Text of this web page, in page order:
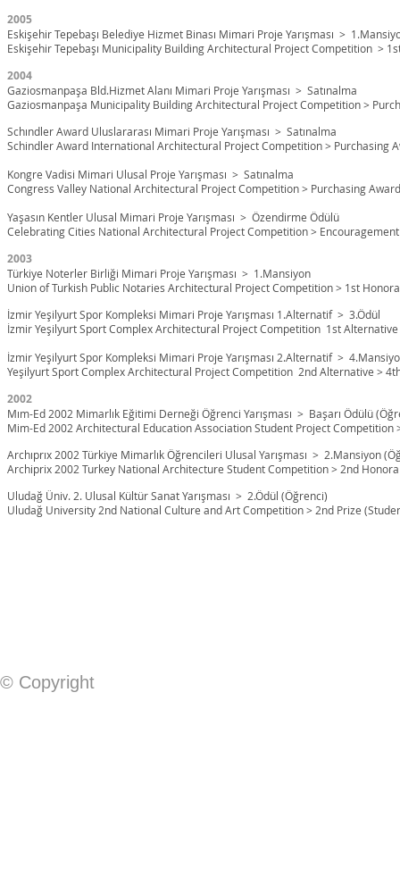
2005
Eskişehir Tepebaşı Belediye Hizmet Binası Mimari Proje Yarışması >
Eskişehir Tepebaşı Municipality Building Architectural Project Competition >
2004
Gaziosmanpaşa Bld.Hizmet Alanı Mimari Proje Yarışması > Satınalma
Gaziosmanpaşa Municipality Building Architectural Project Competition >
Schındler Award Uluslararası Mimari Proje Yarışması > Satınalma
Schindler Award International Architectural Project Competition > Purchasing
Kongre Vadisi Mimari Ulusal Proje Yarışması > Satınalma
Congress Valley National Architectural Project Competition > Purchasing Award
Yaşasın Kentler Ulusal Mimari Proje Yarışması > Özendirme Ödülü
Celebrating Cities National Architectural Project Competition >
2003
Türkiye Noterler Birliği Mimari Proje Yarışması > 1.Mansiyon
Union of Turkish Public Notaries Architectural Project Competition > 1st
İzmir Yeşilyurt Spor Kompleksi Mimari Proje Yarışması 1.Alternatif > 3.Ödül
İzmir Yeşilyurt Sport Complex Architectural Project Competition 1st
İzmir Yeşilyurt Spor Kompleksi Mimari Proje Yarışması 2.Alternatif >
Yeşilyurt Sport Complex Architectural Project Competition 2nd Alternative >
2002
Mım-Ed 2002 Mimarlık Eğitimi Derneği Öğrenci Yarışması > Başarı Ödülü
Mim-Ed 2002 Architectural Education Association Student Project Competition
Archıprıx 2002 Türkiye Mimarlık Öğrencileri Ulusal Yarışması > 2.Mansiyon
Archiprix 2002 Turkey National Architecture Student Competition > 2nd
Uludağ Üniv. 2. Ulusal Kültür Sanat Yarışması > 2.Ödül (Öğrenci)
Uludağ University 2nd National Culture and Art Competition > 2nd Prize
© Copyright